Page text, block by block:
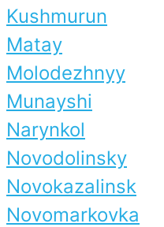
Kushmurun
Matay
Molodezhnyy
Munayshi
Narynkol
Novodolinsky
Novokazalinsk
Novomarkovka